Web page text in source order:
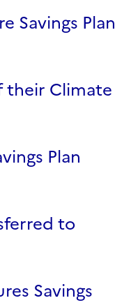
Savings Plan
their Climate
Plan
to
Savings